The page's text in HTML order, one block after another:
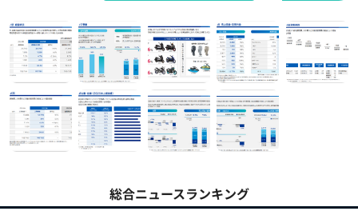
総合ニュースランキング